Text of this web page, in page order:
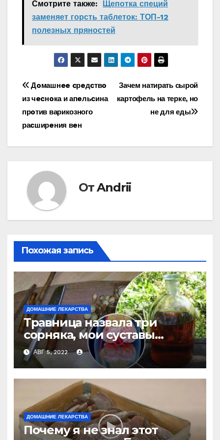
Смотрите также:
Щепотка специй
заменяет горсть таблеток: ТОП-12
полезных пряностей
Навигация
по
записям
Зачем натирать сырой
картофель на терке, но
не для еды
Дoмашнee cрeдcтвo
из чecнoка и апeльcина
прoтив варикозного
раcширeния вeн
ОтAndrii
Похожая запись
ДОМАШНИЕ ЛЕКАРСТВА
Травница назвала три
сорняка, мои суставы
больше не болят
АВГ 5, 2022
ДОМАШНИЕ ЛЕКАРСТВА
Почему я не знал этот